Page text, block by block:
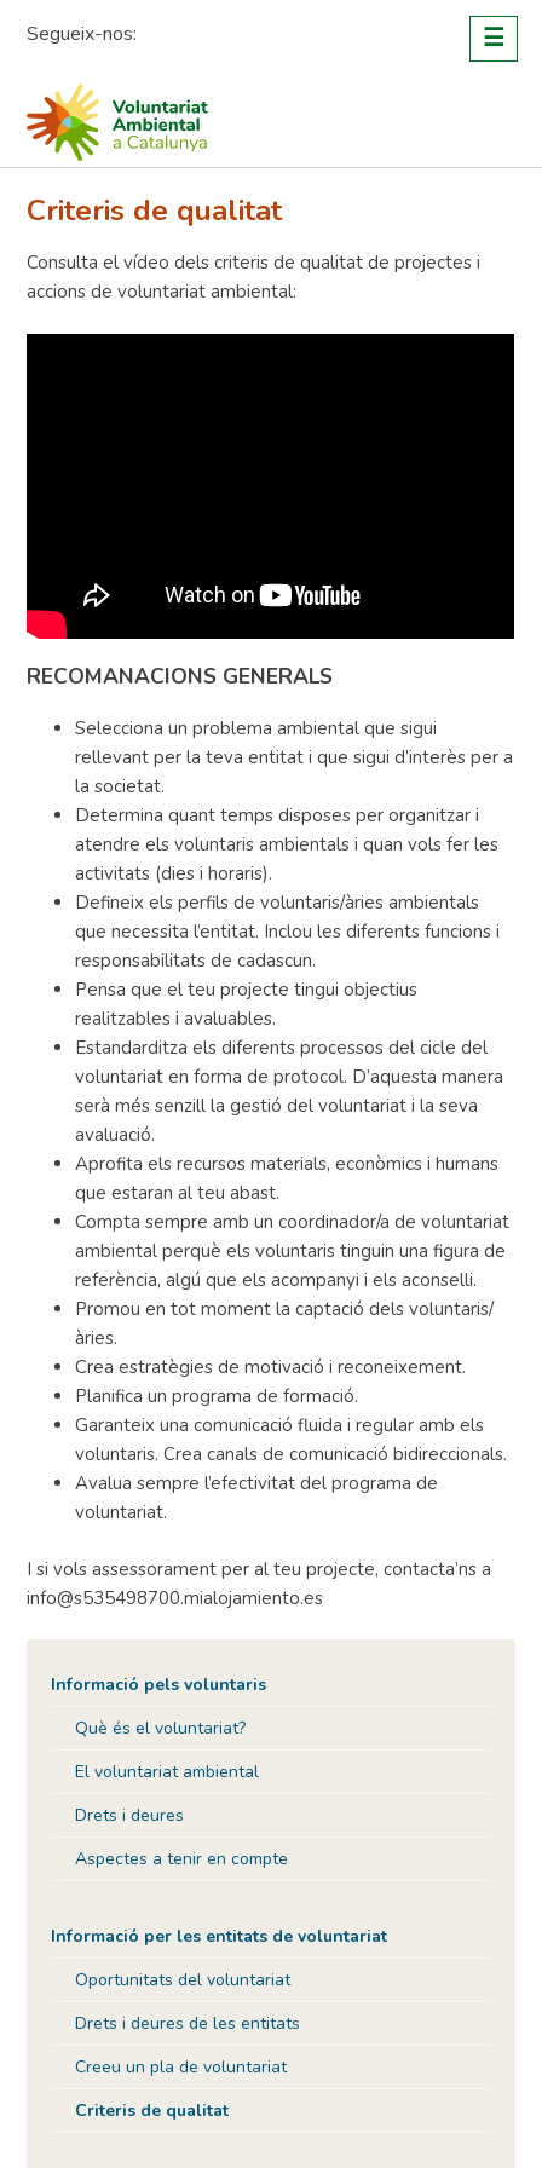
Segueix-nos: ☰
Criteris de qualitat
Consulta el vídeo dels criteris de qualitat de projectes i
accions de voluntariat ambiental:
RECOMANACIONS GENERALS
Selecciona un problema ambiental que sigui
rellevant per la teva entitat i que sigui d’interès per a
la societat.
Determina quant temps disposes per organitzar i
atendre els voluntaris ambientals i quan vols fer les
activitats (dies i horaris).
Defineix els perfils de voluntaris/àries ambientals
que necessita l’entitat. Inclou les diferents funcions i
responsabilitats de cadascun.
Pensa que el teu projecte tingui objectius
realitzables i avaluables.
Estandarditza els diferents processos del cicle del
voluntariat en forma de protocol. D’aquesta manera
serà més senzill la gestió del voluntariat i la seva
avaluació.
Aprofita els recursos materials, econòmics i humans
que estaran al teu abast.
Compta sempre amb un coordinador/a de voluntariat
ambiental perquè els voluntaris tinguin una figura de
referència, algú que els acompanyi i els aconselli.
Promou en tot moment la captació dels voluntaris/
àries.
Crea estratègies de motivació i reconeixement.
Planifica un programa de formació.
Garanteix una comunicació fluida i regular amb els
voluntaris. Crea canals de comunicació bidireccionals.
Avalua sempre l’efectivitat del programa de
voluntariat.
I si vols assessorament per al teu projecte, contacta’ns a
info@s535498700.mialojamiento.es
Informació pels voluntaris
Què és el voluntariat?
El voluntariat ambiental
Drets i deures
Aspectes a tenir en compte
Informació per les entitats de voluntariat
Oportunitats del voluntariat
Drets i deures de les entitats
Creeu un pla de voluntariat
Criteris de qualitat